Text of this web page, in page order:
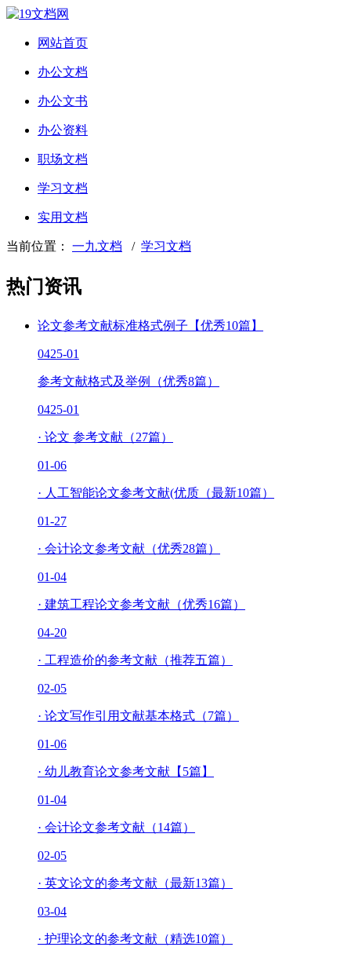
网站首页
办公文档
办公文书
办公资料
职场文档
学习文档
实用文档
当前位置： 一九文档 / 学习文档
热门资讯
论文参考文献标准格式例子【优秀10篇】
0425-01
参考文献格式及举例（优秀8篇）
0425-01
· 论文 参考文献（27篇）
01-06
· 人工智能论文参考文献(优质（最新10篇）
01-27
· 会计论文参考文献（优秀28篇）
01-04
· 建筑工程论文参考文献（优秀16篇）
04-20
· 工程造价的参考文献（推荐五篇）
02-05
· 论文写作引用文献基本格式（7篇）
01-06
· 幼儿教育论文参考文献【5篇】
01-04
· 会计论文参考文献（14篇）
02-05
· 英文论文的参考文献（最新13篇）
03-04
· 护理论文的参考文献（精选10篇）